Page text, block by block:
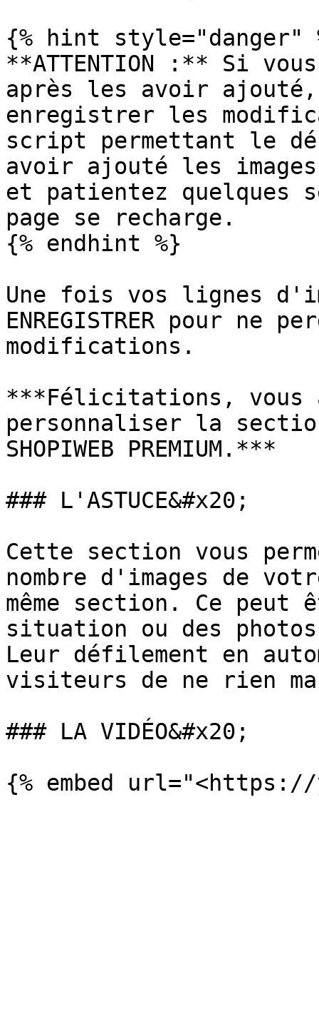
{% hint style="danger"
**ATTENTION :** Si
après les avoir ajouté,
enregistrer les
script permettant le
avoir ajouté les images,
et patientez quelques
page se recharge.
{% endhint %}
Une fois vos lignes
ENREGISTRER pour ne
modifications.
***Félicitations, vous
personnaliser la section
SHOPIWEB PREMIUM.***
### L'ASTUCE&#x20;
Cette section vous
nombre d'images de
même section. Ce peut
situation ou des
Leur défilement en
visiteurs de ne rien
### LA VIDÉO&#x20;